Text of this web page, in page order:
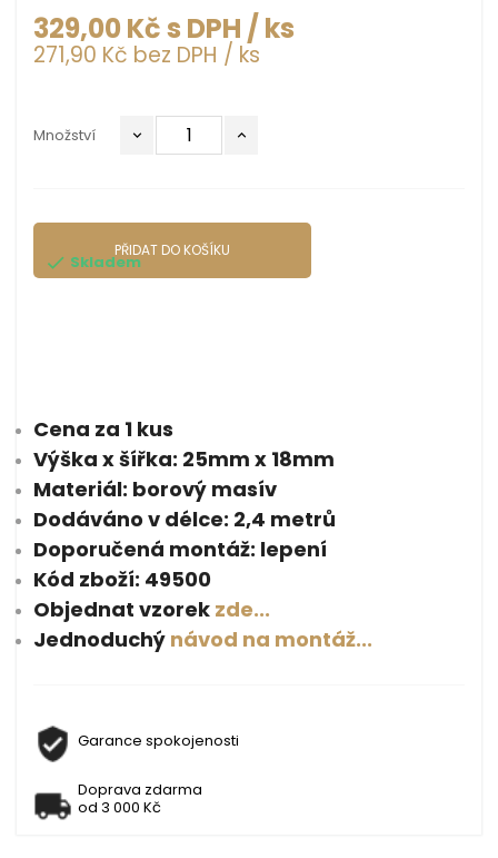
329,00 Kč s DPH / ks
271,90 Kč bez DPH / ks
Množství
PŘIDAT DO KOŠÍKU
 Skladem
Cena za 1 kus
Výška x šířka: 25mm x 18mm
Materiál: borový masív
Dodáváno v délce: 2,4 metrů
Doporučená montáž: lepení
Kód zboží: 49500
Objednat vzorek zde...
Jednoduchý návod na montáž...
Garance spokojenosti
Doprava zdarma
od 3 000 Kč